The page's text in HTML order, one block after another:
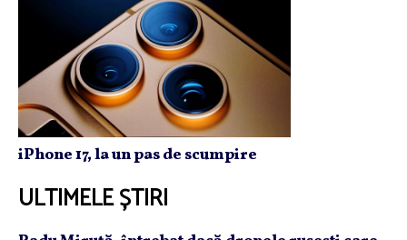
iPhone 17, la un pas de scumpire
ULTIMELE ȘTIRI